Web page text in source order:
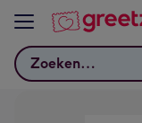
Bekijk meer
Zoeken